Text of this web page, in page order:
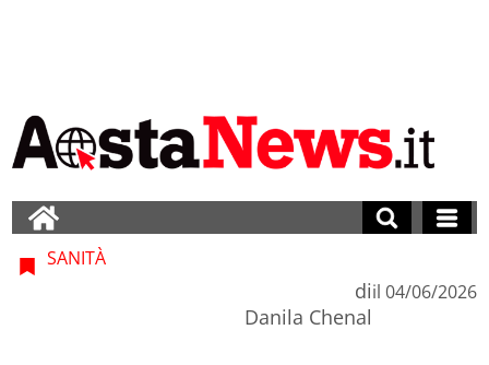
SANITÀ
di
Danila Chenal
il 04/06/2026